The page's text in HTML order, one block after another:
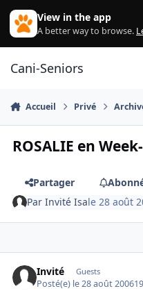
Aller au contenu
View in the app
A better way to browse.
Cani-Seniors
Accueil Privé
ROSALIE en
Partager
ParInvité Isale 28 août
Invité Guests
Posté(e) le 28 août 2006